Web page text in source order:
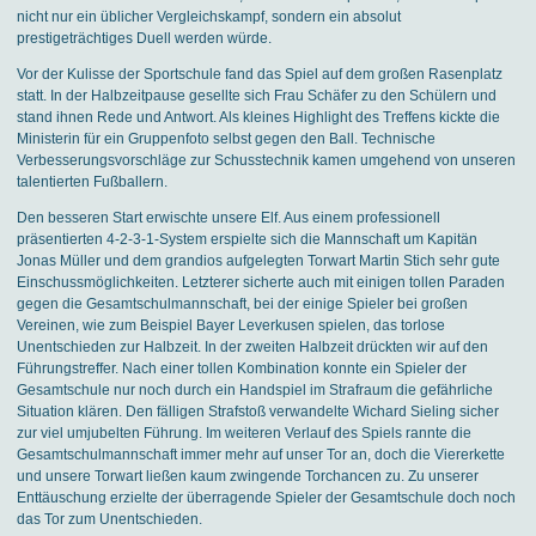
nicht nur ein üblicher Vergleichskampf, sondern ein absolut
prestigeträchtiges Duell werden würde.
Vor der Kulisse der Sportschule fand das Spiel auf dem großen Rasenplatz
statt. In der Halbzeitpause gesellte sich Frau Schäfer zu den Schülern und
stand ihnen Rede und Antwort. Als kleines Highlight des Treffens kickte die
Ministerin für ein Gruppenfoto selbst gegen den Ball. Technische
Verbesserungsvorschläge zur Schusstechnik kamen umgehend von unseren
talentierten Fußballern.
Den besseren Start erwischte unsere Elf. Aus einem professionell
präsentierten 4-2-3-1-System erspielte sich die Mannschaft um Kapitän
Jonas Müller und dem grandios aufgelegten Torwart Martin Stich sehr gute
Einschussmöglichkeiten. Letzterer sicherte auch mit einigen tollen Paraden
gegen die Gesamtschulmannschaft, bei der einige Spieler bei großen
Vereinen, wie zum Beispiel Bayer Leverkusen spielen, das torlose
Unentschieden zur Halbzeit. In der zweiten Halbzeit drückten wir auf den
Führungstreffer. Nach einer tollen Kombination konnte ein Spieler der
Gesamtschule nur noch durch ein Handspiel im Strafraum die gefährliche
Situation klären. Den fälligen Strafstoß verwandelte Wichard Sieling sicher
zur viel umjubelten Führung. Im weiteren Verlauf des Spiels rannte die
Gesamtschulmannschaft immer mehr auf unser Tor an, doch die Viererkette
und unsere Torwart ließen kaum zwingende Torchancen zu. Zu unserer
Enttäuschung erzielte der überragende Spieler der Gesamtschule doch noch
das Tor zum Unentschieden.